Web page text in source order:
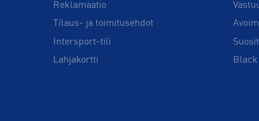
Reklamaatio
Tilaus- ja toimitusehdot
Intersport-tili
Lahjakortti